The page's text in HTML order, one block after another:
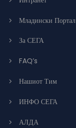
Младински Портал
За СЕГА
FAQ’s
Нашиот Тим
ИНФО СЕГА
АЛДА